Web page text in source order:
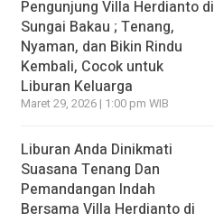
Pengunjung Villa Herdianto di
Sungai Bakau ; Tenang,
Nyaman, dan Bikin Rindu
Kembali, Cocok untuk
Liburan Keluarga
Maret 29, 2026 | 1:00 pm WIB
Liburan Anda Dinikmati
Suasana Tenang Dan
Pemandangan Indah
Bersama Villa Herdianto di